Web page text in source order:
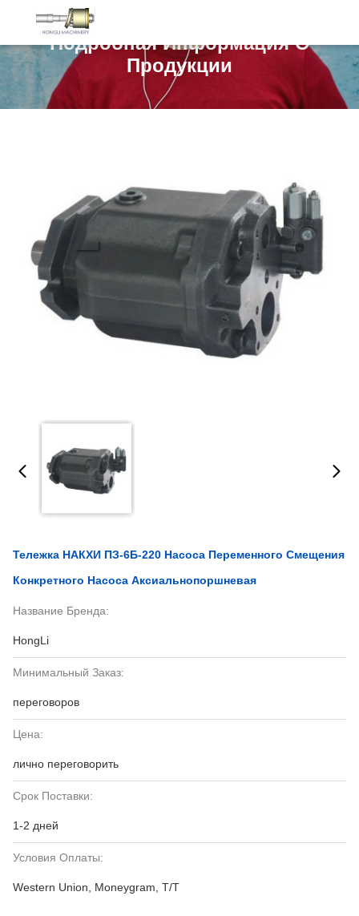
Подробная Информация О
Продукции
Тележка НАКХИ ПЗ-6Б-220 Насоса Переменного Смещения
Конкретного Насоса Аксиальнопоршневая
Название Бренда:
HongLi
Минимальный Заказ:
переговоров
Цена:
лично переговорить
Срок Поставки:
1-2 дней
Условия Оплаты:
Western Union, Moneygram, T/T